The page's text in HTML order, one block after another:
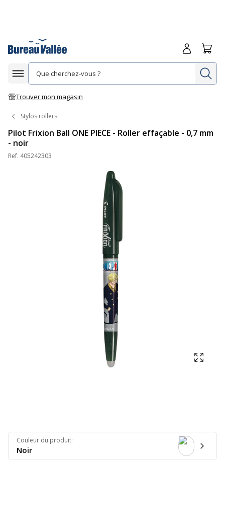
Afficher la navigation
Trouver mon magasin
Me
Stylos rollers
Pilot Frixion Ball ONE PIECE - Roller effaçable - 0,7 mm
- noir
Ref. 405242303
Couleur du produit:
Noir